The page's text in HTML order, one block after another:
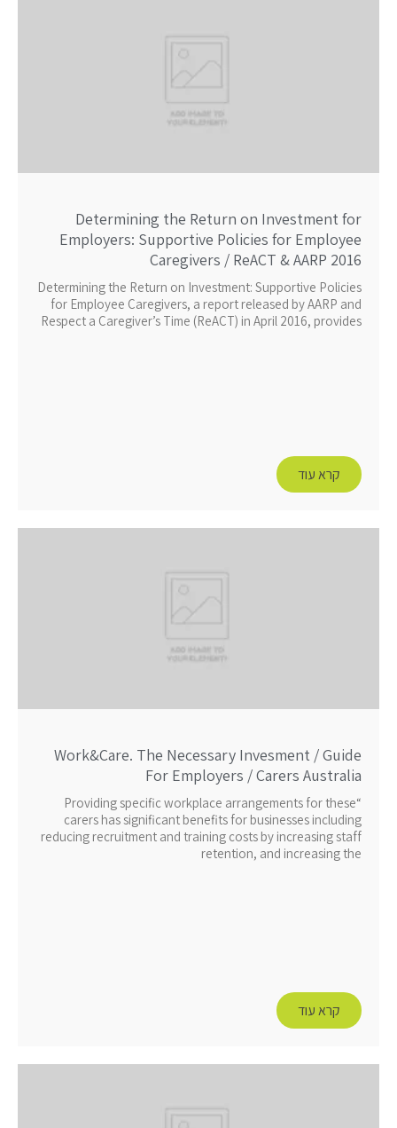
Determining the Return on Investment for
Employers: Supportive Policies for Employee
Caregivers / ReACT & AARP 2016
Determining the Return on Investment: Supportive Policies
for Employee Caregivers, a report released by AARP and
Respect a Caregiver’s Time (ReACT) in April 2016, provides
קרא עוד
Work&Care. The Necessary Invesment / Guide
For Employers / Carers Australia
“Providing specific workplace arrangements for these
carers has significant benefits for businesses including
reducing recruitment and training costs by increasing staff
retention, and increasing the
קרא עוד